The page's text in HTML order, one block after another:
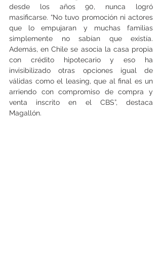
desde los años 90, nunca logró
masificarse. “No tuvo promoción ni actores
que lo empujaran y muchas familias
simplemente no sabían que existía.
Además, en Chile se asocia la casa propia
con crédito hipotecario y eso ha
invisibilizado otras opciones igual de
válidas como el leasing, que al final es un
arriendo con compromiso de compra y
venta inscrito en el CBS”, destaca
Magallón.